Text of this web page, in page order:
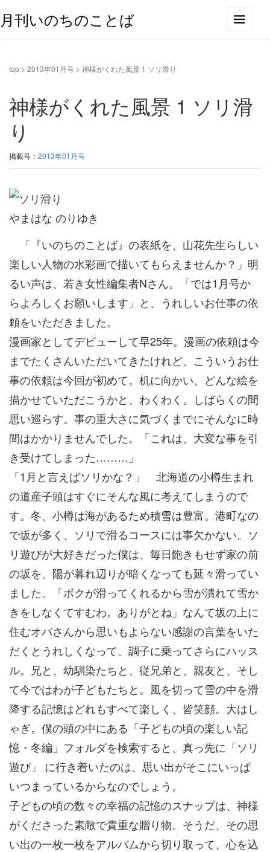
月刊いのちのことば
top > 2013年01月号 > 神様がくれた風景 1 ソリ滑り
神様がくれた風景 1 ソリ滑
り
掲載号： 2013年01月号
やまはな のりゆき
「『いのちのことば』の表紙を、山花先生らしい
楽しい人物の水彩画で描いてもらえませんか？」明
るい声は、若き女性編集者Nさん。「では1月号か
らよろしくお願いします」と、うれしいお仕事の依
頼をいただきました。
漫画家としてデビューして早25年。漫画の依頼は今
までたくさんいただいてきたけれど、こういうお仕
事の依頼は今回が初めて。机に向かい、どんな絵を
描かせていただこうかと、わくわく。しばらくの間
思い巡らす。事の重大さに気づくまでにそんなに時
間はかかりませんでした。「これは、大変な事を引
き受けてしまった………」
「1月と言えばソリかな？」 北海道の小樽生まれ
の道産子頭はすぐにそんな風に考えてしまうので
す。冬、小樽は海があるため積雪は豊富。港町なの
で坂が多く、ソリで滑るコースには事欠かない。ソ
リ遊びが大好きだった僕は、毎日飽きもせず家の前
の坂を、陽が暮れ辺りが暗くなっても延々滑ってい
ました。「ボクが滑ってくれるから雪が潰れて雪か
きをしなくてすむわ。ありがとね」なんて坂の上に
住むオバさんから思いもよらない感謝の言葉をいた
だくとうれしくなって、調子に乗ってさらにハッス
ル。兄と、幼馴染たちと、従兄弟と、親友と、そし
て今ではわが子どもたちと。風を切って雪の中を滑
降する記憶はどれもすべて楽しく、皆笑顔。大はし
ゃぎ。僕の頭の中にある「子どもの頃の楽しい記
憶・冬編」フォルダを検索すると、真っ先に「ソリ
遊び」 に行き着いたのは、思い出がそこにいっぱ
いつまっているからなのでしょう。
子どもの頃の数々の幸福の記憶のスナップは、神様
がくださった素敵で貴重な贈り物。そうだ、その思
い出の一枚一枚をアルバムから切り取って、心を込